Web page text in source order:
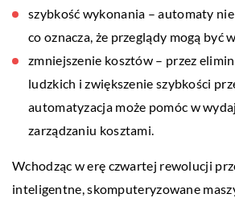
szybkość wykonania – automaty
co oznacza, że przeglądy mogą być
zmniejszenie kosztów – przez
ludzkich i zwiększenie szybkości
automatyzacja może pomóc w
zarządzaniu kosztami.
Wchodząc w erę czwartej rewolucji
inteligentne, skomputeryzowane